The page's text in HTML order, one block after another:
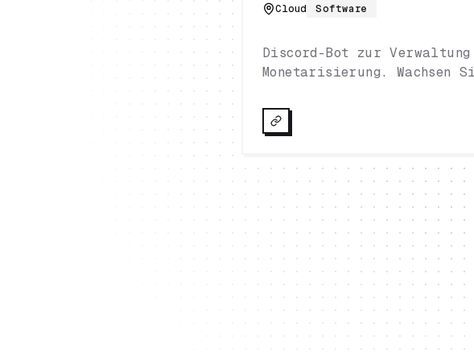
Cloud Software
Discord-Bot zur
Monetarisierung. Wachsen